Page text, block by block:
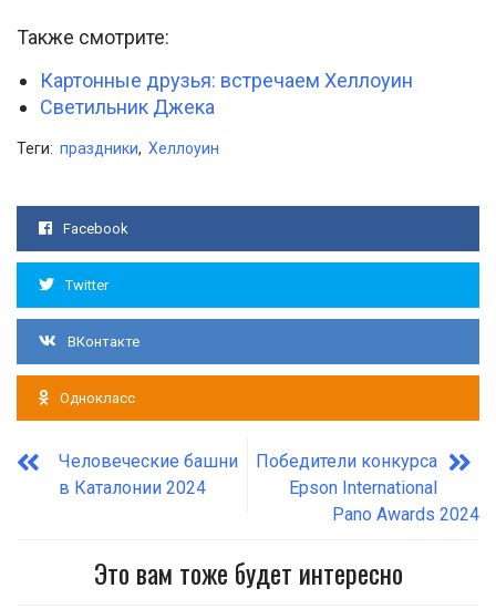
Также смотрите:
Картонные друзья: встречаем Хеллоуин
Светильник Джека
Теги: праздники, Хеллоуин
Facebook
Twitter
ВКонтакте
Однокласс
Человеческие башни
в Каталонии 2024
Победители конкурса
Epson International
Pano Awards 2024
Это вам тоже будет интересно